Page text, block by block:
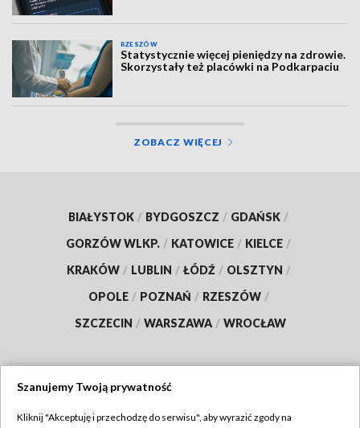
RZESZÓW
Statystycznie więcej pieniędzy na zdrowie.
Skorzystały też placówki na Podkarpaciu
ZOBACZ WIĘCEJ
BIAŁYSTOK / BYDGOSZCZ / GDAŃSK /
GORZÓW WLKP. / KATOWICE / KIELCE /
KRAKÓW / LUBLIN / ŁÓDŹ / OLSZTYN /
OPOLE / POZNAŃ / RZESZÓW /
SZCZECIN / WARSZAWA / WROCŁAW
Szanujemy Twoją prywatność
Kliknij "Akceptuję i przechodzę do serwisu", aby wyrazić zgody na